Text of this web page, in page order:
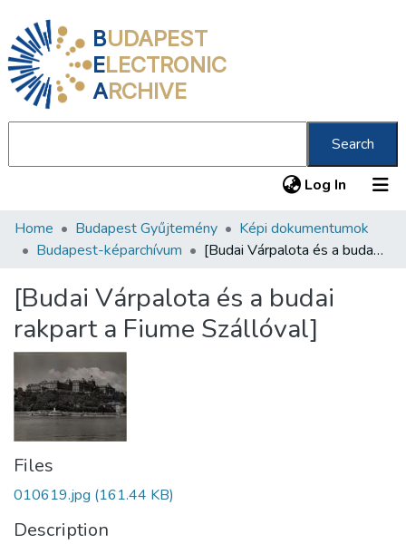
BUDAPEST
ELECTRONIC
ARCHIVE
Search
Log In (current)
Communities & Collections
Statistics
About us
Home Budapest Gyűjtemény
Képi dokumentumok
Budapest-képarchívum
[Budai Várpalota és a budai rakpart a Fiume Szállóval]
[Budai Várpalota és a budai
rakpart a Fiume Szállóval]
Files
010619.jpg (161.44 KB)
Description